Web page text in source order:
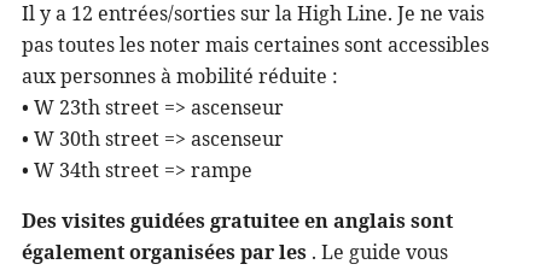
Il y a 12 entrées/sorties sur la High Line. Je ne vais
pas toutes les noter mais certaines sont accessibles
aux personnes à mobilité réduite :
• W 23th street => ascenseur
• W 30th street => ascenseur
• W 34th street => rampe
Des visites guidées gratuiteeen anglais sont
également organisées par les . Le guide vous